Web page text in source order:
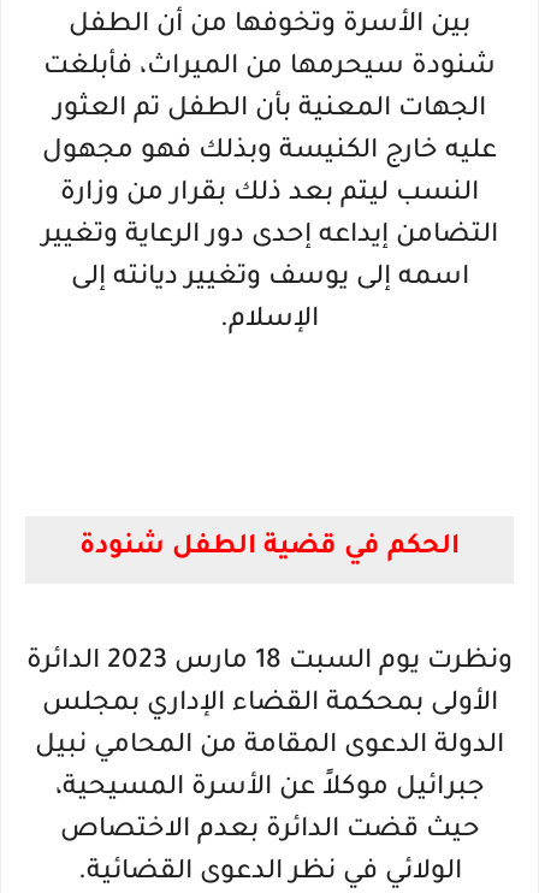
بين الأسرة وتخوفها من أن الطفل
شنودة سيحرمها من الميراث، فأبلغت
الجهات المعنية بأن الطفل تم العثور
عليه خارج الكنيسة وبذلك فهو مجهول
النسب ليتم بعد ذلك بقرار من وزارة
التضامن إيداعه إحدى دور الرعاية وتغيير
اسمه إلى يوسف وتغيير ديانته إلى
الإسلام.
الحكم في قضية الطفل شنودة
ونظرت يوم السبت 18 مارس 2023 الدائرة
الأولى بمحكمة القضاء الإداري بمجلس
الدولة الدعوى المقامة من المحامي نبيل
جبرائيل موكلاً عن الأسرة المسيحية،
حيث قضت الدائرة بعدم الاختصاص
الولائي في نظر الدعوى القضائية.